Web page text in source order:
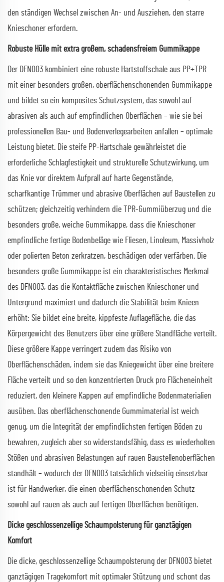
den ständigen Wechsel zwischen An- und Ausziehen, den starre
Knieschoner erfordern.
Robuste Hülle mit extra großem, schadensfreiem Gummikappe
Der DFN003 kombiniert eine robuste Hartstoffschale aus PP+TPR
mit einer besonders großen, oberflächenschonenden Gummikappe
und bildet so ein komposites Schutzsystem, das sowohl auf
abrasiven als auch auf empfindlichen Oberflächen – wie sie bei
professionellen Bau- und Bodenverlegearbeiten anfallen – optimale
Leistung bietet. Die steife PP-Hartschale gewährleistet die
erforderliche Schlagfestigkeit und strukturelle Schutzwirkung, um
das Knie vor direktem Aufprall auf harte Gegenstände,
scharfkantige Trümmer und abrasive Oberflächen auf Baustellen zu
schützen; gleichzeitig verhindern die TPR-Gummiüberzug und die
besonders große, weiche Gummikappe, dass die Knieschoner
empfindliche fertige Bodenbeläge wie Fliesen, Linoleum, Massivholz
oder polierten Beton zerkratzen, beschädigen oder verfärben. Die
besonders große Gummikappe ist ein charakteristisches Merkmal
des DFN003, das die Kontaktfläche zwischen Knieschoner und
Untergrund maximiert und dadurch die Stabilität beim Knieen
erhöht: Sie bildet eine breite, kippfeste Auflagefläche, die das
Körpergewicht des Benutzers über eine größere Standfläche verteilt.
Diese größere Kappe verringert zudem das Risiko von
Oberflächenschäden, indem sie das Kniegewicht über eine breitere
Fläche verteilt und so den konzentrierten Druck pro Flächeneinheit
reduziert, den kleinere Kappen auf empfindliche Bodenmaterialien
ausüben. Das oberflächenschonende Gummimaterial ist weich
genug, um die Integrität der empfindlichsten fertigen Böden zu
bewahren, zugleich aber so widerstandsfähig, dass es wiederholten
Stößen und abrasiven Belastungen auf rauen Baustellenoberflächen
standhält – wodurch der DFN003 tatsächlich vielseitig einsetzbar
ist für Handwerker, die einen oberflächenschonenden Schutz
sowohl auf rauen als auch auf fertigen Oberflächen benötigen.
Dicke geschlossenzellige Schaumpolsterung für ganztägigen
Komfort
Die dicke, geschlossenzellige Schaumpolsterung der DFN003 bietet
ganztägigen Tragekomfort mit optimaler Stützung und schont das